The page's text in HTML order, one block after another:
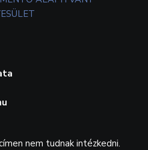
nem tudnak intézkedni.